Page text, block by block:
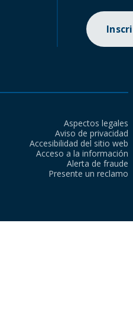
Aspectos legales
Aviso de privacidad
Accesibilidad del sitio web
Acceso a la información
Alerta de fraude
Presente un reclamo